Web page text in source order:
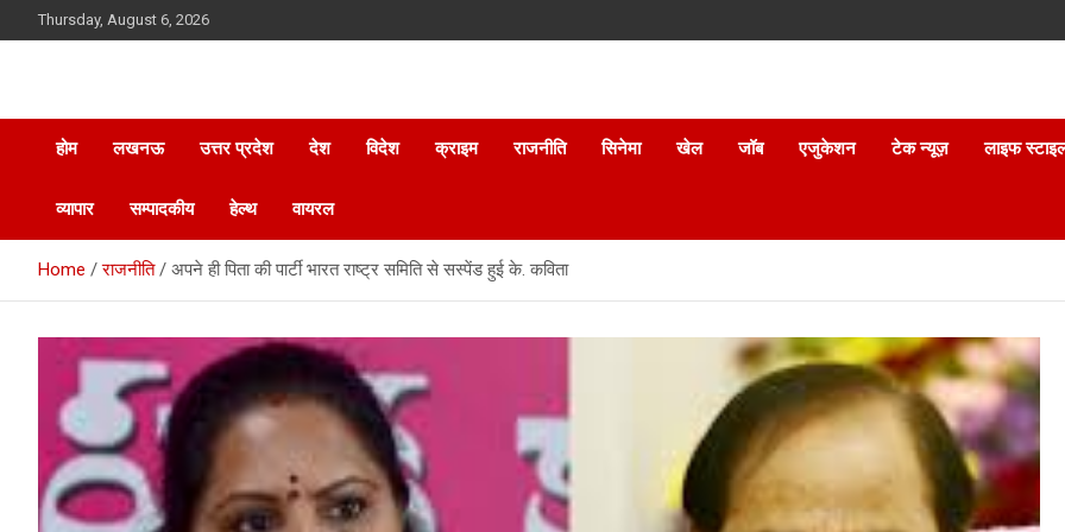
to
Thursday, August 6, 2026
होम लखनऊ उत्तर प्रदेश देश विदेश क्राइम राजनीति सिनेमा खेल जॉब एजुकेशन टेक न्यूज़ लाइफ
व्यापार सम्पादकीय हेल्थ वायरल
Home राजनीति अपने ही पिता की पार्टी भारत राष्ट्र समिति से सस्पेंड हुई के. कविता